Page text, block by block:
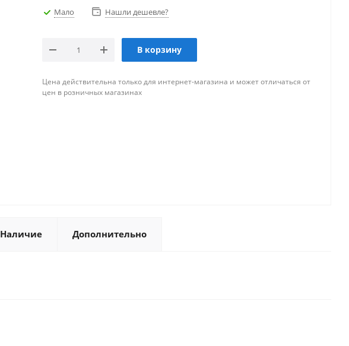
Мало Нашли дешевле?
В корзину
Цена действительна только для интернет-магазина и может отличаться от
цен в розничных магазинах
Наличие Дополнительно